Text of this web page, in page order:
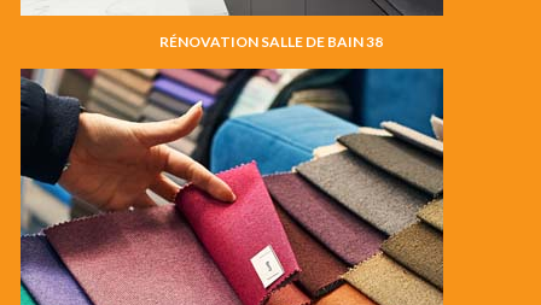
RÉNOVATION SALLE DE BAIN 38